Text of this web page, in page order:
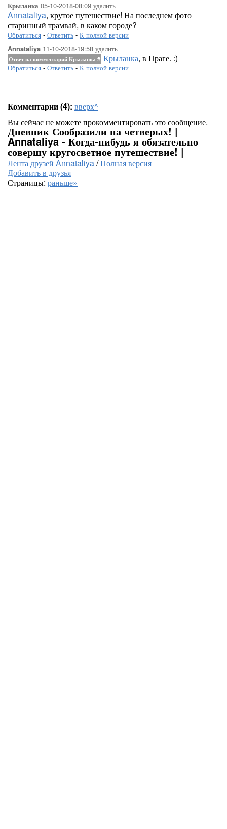
Крыланка 05-10-2018-08:09 удалить
Annataliya, крутое путешествие! На последнем фото
старинный трамвай, в каком городе?
Обратиться - Ответить - К полной версии
Annataliya 11-10-2018-19:58 удалить
Ответ на комментарий Крыланка # Крыланка, в Праге. :)
Обратиться - Ответить - К полной версии
Комментарии (4): вверх^
Вы сейчас не можете прокомментировать это сообщение.
Дневник Сообразили на четверых! |
Annataliya - Когда-нибудь я обязательно
совершу кругосветное путешествие! |
Лента друзей Annataliya/Полная версия
Добавить в друзья
Страницы: раньше»